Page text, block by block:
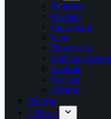
Новини
Обзори
Інструкції
Ігри
Програми
Робоче
Android
Сервер
Железо
Форум
LTB.net